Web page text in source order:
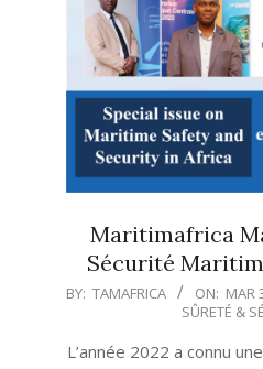
Maritimafrica
Sécurité
2023-
31
BY: TAMAFRICA ON: MAR
SÛRETÉ &
L’année 2022 a connu